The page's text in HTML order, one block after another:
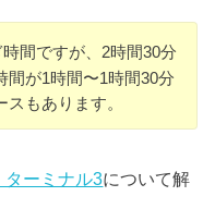
間ですが、2時間30分
間が1時間〜1時間30分
もあります。
ターミナル3について解